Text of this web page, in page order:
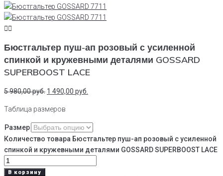
Бюстгальтер пуш-ап розовый с усиленной
спинкой и кружевными деталями GOSSARD
SUPERBOOST LACE
5 980,00руб. 1 490,00 руб.
Таблица размеров
Размер
Количество товара Бюстгальтер пуш-ап розовый с усиленной
спинкой и кружевными деталями GOSSARD SUPERBOOST LACE
В корзину